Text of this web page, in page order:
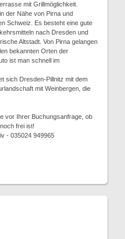
mit Grillmöglichkeit.
der Nähe von Pirna und
Schweiz. Es besteht eine gute
nach Dresden und
Altstadt. Von Pirna gelangen
bekannten Orten der
ist man schnell im
sich Dresden-Pillnitz mit dem
mit Weinbergen, die
vor Ihrer Buchungsanfrage, ob
frei ist!
- 035024 949965